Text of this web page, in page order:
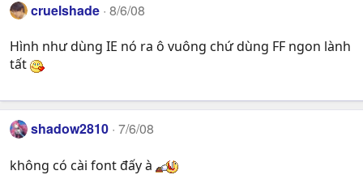
cruelshade 8/6/08
Hình như dùng IE nó ra ô vuông chứ dùng FF ngon lành
tất
shadow2810 7/6/08
không có cài font đấy à